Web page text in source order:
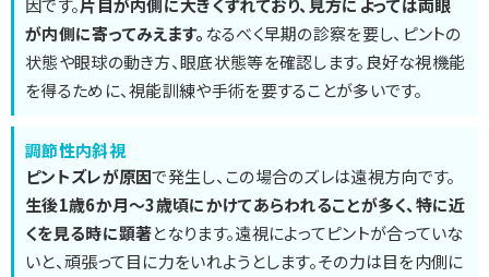
因です。片目が内側に大きくずれており、見方によっては両眼
が内側に寄ってみえます。 なるべく早期の診察を要し、ピントの
状態や眼球の動き方、眼底状態等を確認します。良好な視機能
を得るために、視能訓練や手術を要することが多いです。
調節性内斜視
ピントズレが原因で発生し、この場合のズレは遠視方向です。
生後1歳6か月～3歳頃にかけてあらわれることが多く、特に近
くを見る時に顕著となります。遠視によってピントが合っていな
いと、頑張って目に力をいれようとします。その力は目を内側に